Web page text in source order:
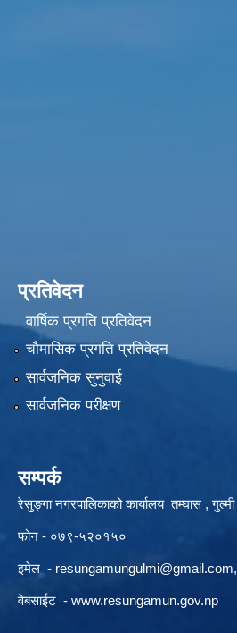
प्रतिवेदन
वार्षिक प्रगति प्रतिवेदन
चौमासिक प्रगति प्रतिवेदन
सार्वजनिक सुनुवाई
सार्वजनिक परीक्षण
सम्पर्क
रेसुङ्गा नगरपालिकाको कार्यालय तम्घास , गुल्मी
फोन - ०७९-५२०१५०
इमेल - resungamungulmi@gmail.com,
वेबसाईट - www.resungamun.gov.np